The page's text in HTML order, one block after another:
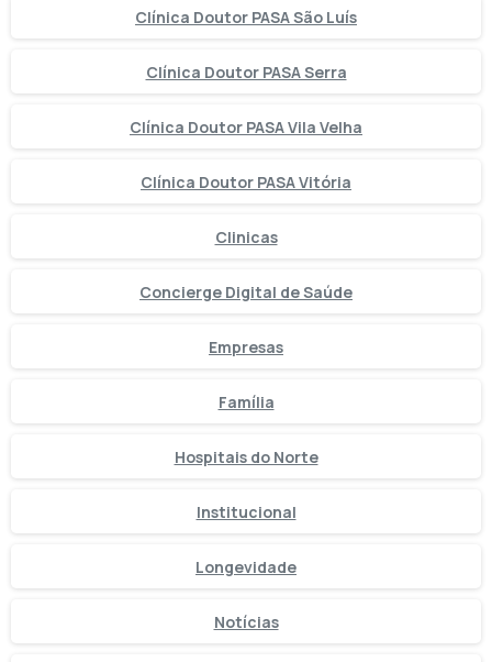
Clínica Doutor PASA São Luís
Clínica Doutor PASA Serra
Clínica Doutor PASA Vila Velha
Clínica Doutor PASA Vitória
Clinicas
Concierge Digital de Saúde
Empresas
Família
Hospitais do Norte
Institucional
Longevidade
Notícias